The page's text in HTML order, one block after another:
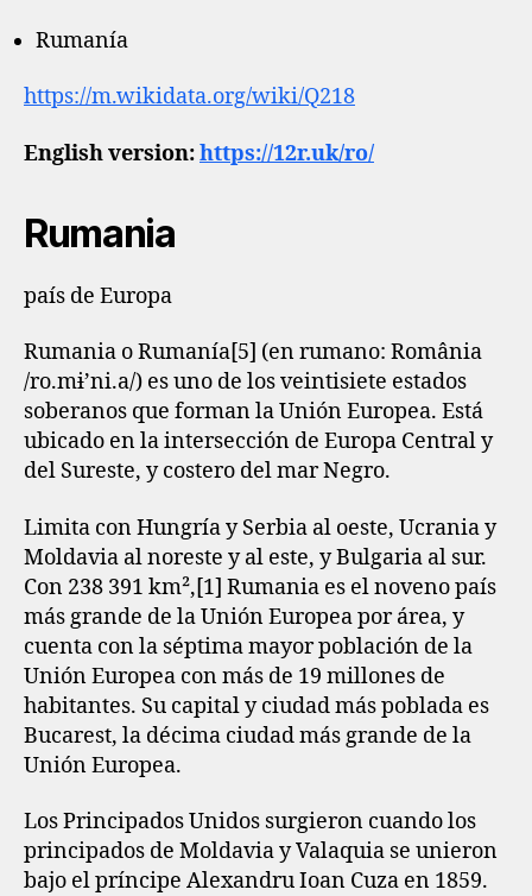
Rumanía
https://m.wikidata.org/wiki/Q218
English version:https://12r.uk/ro/
Rumania
país de Europa
Rumania o Rumanía[5]​ (en rumano: România
/ro.mɨ’ni.a/) es uno de los veintisiete estados
soberanos que forman la Unión Europea. Está
ubicado en la intersección de Europa Central y
del Sureste, y costero del mar Negro.
Limita con Hungría y Serbia al oeste, Ucrania y
Moldavia al noreste y al este, y Bulgaria al sur.
Con 238 391 km²,[1]​ Rumania es el noveno país
más grande de la Unión Europea por área, y
cuenta con la séptima mayor población de la
Unión Europea con más de 19 millones de
habitantes. Su capital y ciudad más poblada es
Bucarest, la décima ciudad más grande de la
Unión Europea.
Los Principados Unidos surgieron cuando los
principados de Moldavia y Valaquia se unieron
bajo el príncipe Alexandru Ioan Cuza en 1859.